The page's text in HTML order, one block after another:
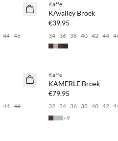
44 46
NEWS
Kaffe
KAvalley Broek
€39,95
34 36 38 40 42 44
44 46
NEWS
Kaffe
KAMERLE Broek
€79,95
32 34 36 38 40 42
+9